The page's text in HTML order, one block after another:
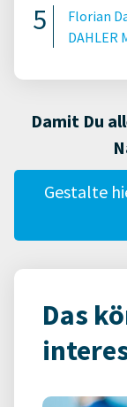
Florian
DAHLER
Damit Du
Gestalte
Das